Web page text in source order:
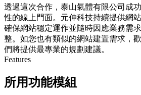
透過這次合作，泰山氣體有限公司成
性的線上門面。元伸科技持續提供網
確保網站穩定運作並隨時因應業務需
整。如您也有類似的網站建置需求，
們將提供最專業的規劃建議。
Features
所用功能模組